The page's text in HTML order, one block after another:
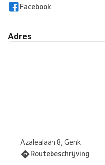
Facebook
Adres
Azalealaan 8, Genk
Routebeschrijving